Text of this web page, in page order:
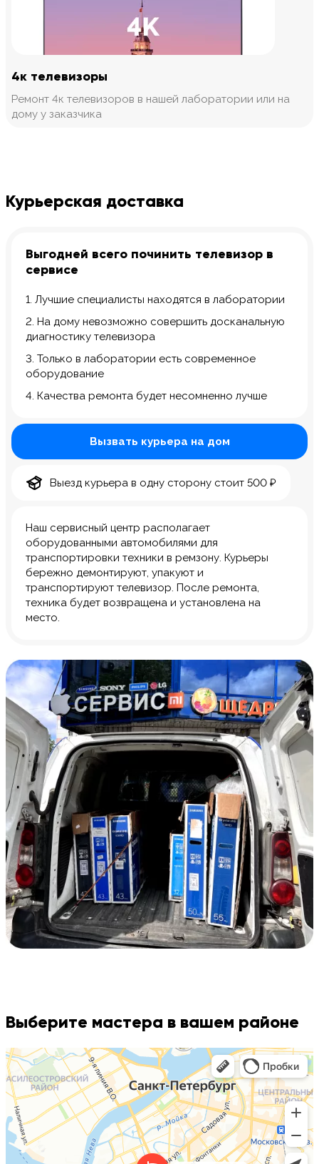
4к телевизоры
Ремонт 4к телевизоров в нашей лаборатории или на
дому у заказчика
Курьерская доставка
Выгодней всего починить телевизор в
сервисе
1. Лучшие специалисты находятся в лаборатории
2. На дому невозможно совершить досканальную
диагностику телевизора
3. Только в лаборатории есть современное
оборудование
4. Качества ремонта будет несомненно лучше
Наш сервисный центр располагает
оборудованными автомобилями для
транспортировки техники в ремзону. Курьеры
бережно демонтируют, упакуют и
транспортируют телевизор. После ремонта,
техника будет возвращена и установлена на
место.
Вызвать курьера на дом
Выезд курьера в одну сторону стоит 500 ₽
Выберите мастера в вашем районе